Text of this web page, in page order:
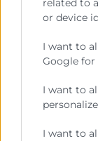
or device
I want to
Google for
I want to
I want to